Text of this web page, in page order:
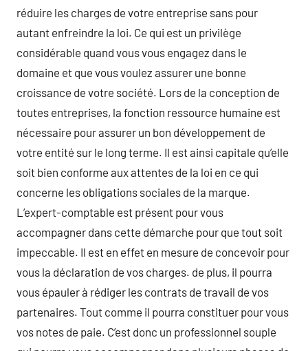
réduire les charges de votre entreprise sans pour
autant enfreindre la loi. Ce qui est un privilège
considérable quand vous vous engagez dans le
domaine et que vous voulez assurer une bonne
croissance de votre société. Lors de la conception de
toutes entreprises, la fonction ressource humaine est
nécessaire pour assurer un bon développement de
votre entité sur le long terme. Il est ainsi capitale qu’elle
soit bien conforme aux attentes de la loi en ce qui
concerne les obligations sociales de la marque.
L’expert-comptable est présent pour vous
accompagner dans cette démarche pour que tout soit
impeccable. Il est en effet en mesure de concevoir pour
vous la déclaration de vos charges. de plus, il pourra
vous épauler à rédiger les contrats de travail de vos
partenaires. Tout comme il pourra constituer pour vous
vos notes de paie. C’est donc un professionnel souple